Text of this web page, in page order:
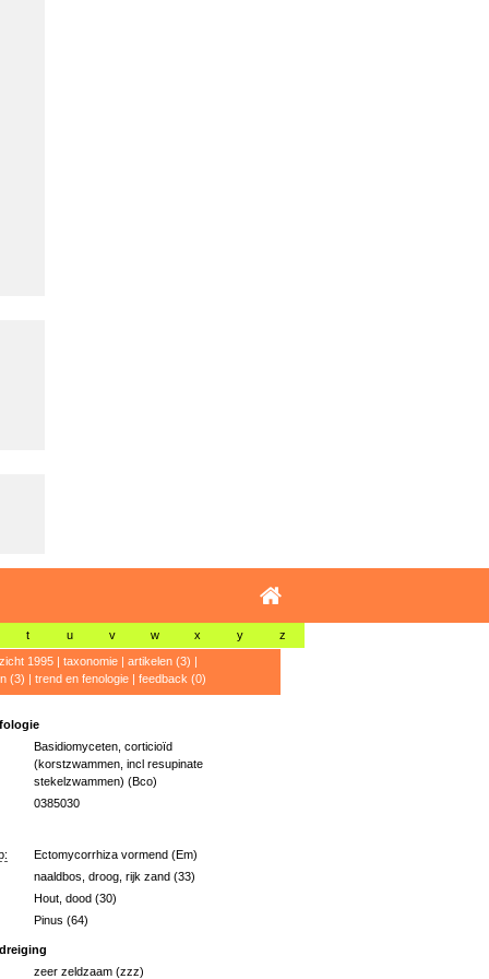
t u v w x y z
1995| taxonomie| artikelen (3) |
(3) | trend en fenologie| feedback (0)
Basidiomyceten, corticioïd
(korstzwammen, incl resupinate
stekelzwammen) (Bco)
0385030
Ectomycorrhiza vormend (Em)
naaldbos, droog, rijk zand (33)
Hout, dood (30)
Pinus (64)
zeer zeldzaam (zzz)